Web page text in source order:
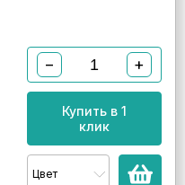
− +
Купить в 1
клик
Цвет